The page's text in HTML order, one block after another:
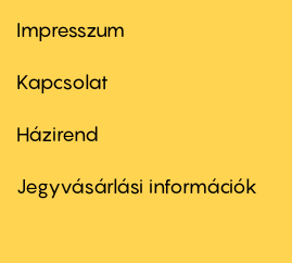
Footer
first
Impresszum
Kapcsolat
Footer
second
Házirend
Jegyvásárlási információk